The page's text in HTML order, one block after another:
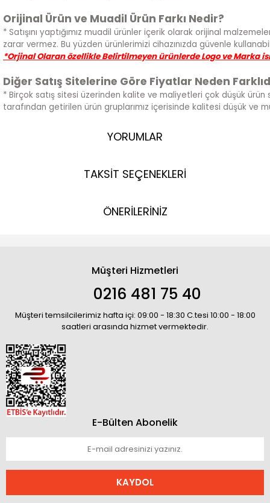
Orijinal Ürün ve Muadil Ürün Farkı Nedir?
* Satışını yaptığımız muadil ürünler içerik olarak orijinal
zarar vermez. Bu yüzden ürünlerimizi cihazınızda güvenle
*Orjinal Olaran özellikle Belirtilmeyen ürünlerde Logo ve Marka
Diğer Satış Sitelerine Göre Fiyatlar Neden
* Birçok satış sitesi üzerinden kalite ve maliyetleri çok düşük ürün
tarafından getirilen ürün gruplarımız içerisinde kalitesi düşük ve
YORUMLAR
TAKSİT SEÇENEKLERİ
ÖNERİLERİNİZ
Müşteri Hizmetleri
0216 481 75 40
Müşteri temsilcilerimiz hafta içi: 09:00 - 18:30 C.tesi 10:00 - 18:00
saatleri arasında hizmet vermektedir.
E-Bülten Abonelik
KAYDOL